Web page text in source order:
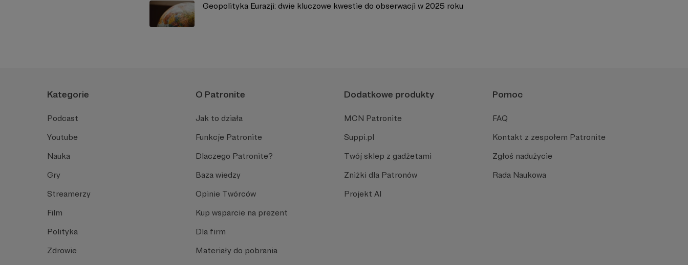
Geopolityka Eurazji: dwie kluczowe kwestie do obserwacji w 2025 roku
Kategorie
Podcast
Youtube
Nauka
Gry
Streamerzy
Film
Polityka
Zdrowie
O Patronite
Jak to działa
Funkcje Patronite
Dlaczego Patronite?
Baza wiedzy
Opinie Twórców
Kup wsparcie na prezent
Dla firm
Materiały do pobrania
Dodatkowe produkty
MCN Patronite
Suppi.pl
Twój sklep z gadżetami
Zniżki dla Patronów
Projekt AI
Pomoc
FAQ
Kontakt z zespołem Patronite
Zgłoś nadużycie
Rada Naukowa